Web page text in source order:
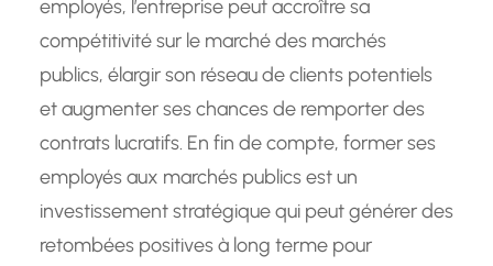
employés, l’entreprise peut accroître sa
compétitivité sur le marché des marchés
publics, élargir son réseau de clients potentiels
et augmenter ses chances de remporter des
contrats lucratifs. En fin de compte, former ses
employés aux marchés publics est un
investissement stratégique qui peut générer des
retombées positives à long terme pour